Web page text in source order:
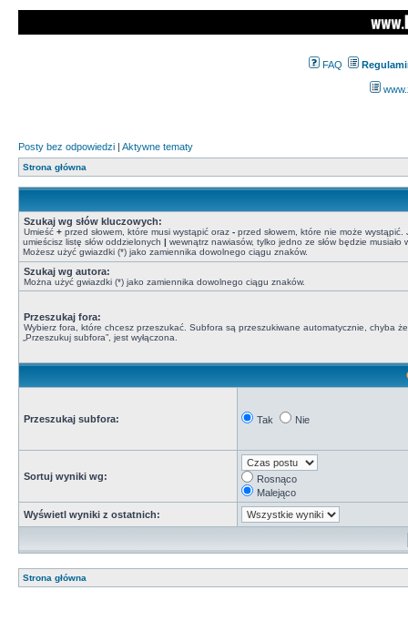
FAQ
Posty bez odpowiedzi | Aktywne tematy
Strona główna
Szukaj wg słów kluczowych:
Umieść + przed słowem, które musi wystąpić oraz - przed słowem, które nie może wystąpić.
umieścisz listę słów oddzielonych | wewnątrz nawiasów, tylko jedno ze słów będzie musiało
Możesz użyć gwiazdki (*) jako zamiennika dowolnego ciągu znaków.
Szukaj wg autora:
Można użyć gwiazdki (*) jako zamiennika dowolnego ciągu znaków.
Przeszukaj fora:
Wybierz fora, które chcesz przeszukać. Subfora są przeszukiwane automatycznie, chyba
„Przeszukuj subfora”, jest wyłączona.
Przeszukaj subfora: Tak Nie
Sortuj wyniki wg:
Rosnąco
Malejąco
Wyświetl wyniki z ostatnich:
Strona główna